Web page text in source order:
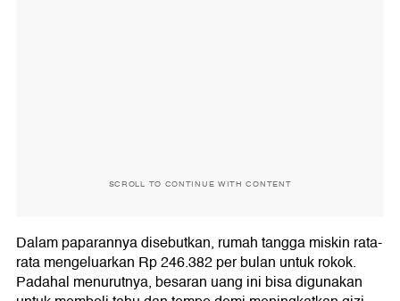
SCROLL TO CONTINUE WITH CONTENT
Dalam paparannya disebutkan, rumah tangga miskin rata-
rata mengeluarkan Rp 246.382 per bulan untuk rokok.
Padahal menurutnya, besaran uang ini bisa digunakan